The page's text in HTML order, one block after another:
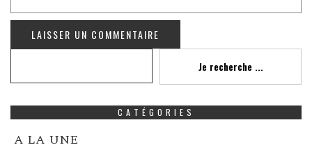
Je recherche ...
CATÉGORIES
A LA UNE